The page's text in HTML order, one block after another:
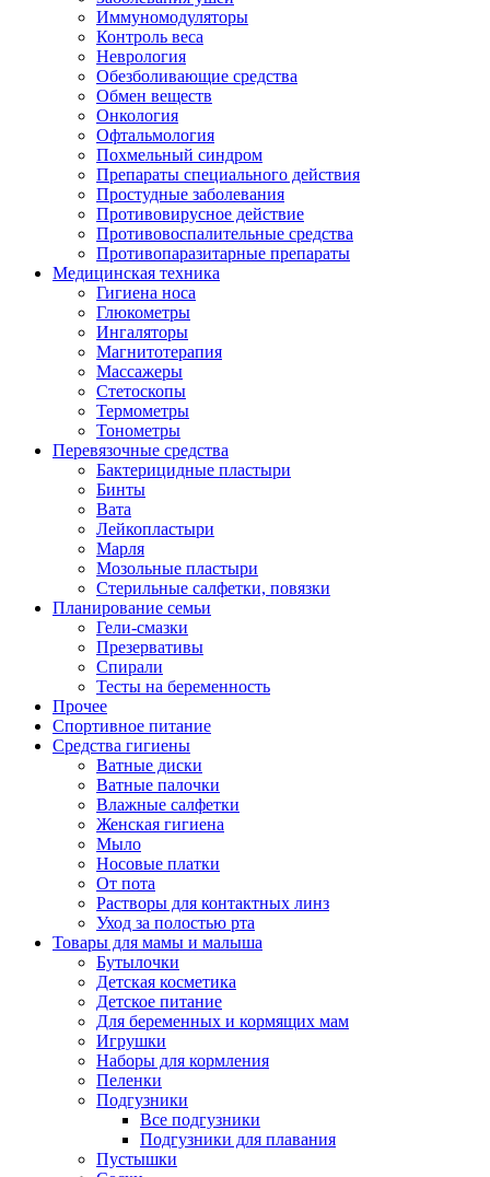
Иммуномодуляторы
Контроль веса
Неврология
Обезболивающие средства
Обмен веществ
Онкология
Офтальмология
Похмельный синдром
Препараты специального действия
Простудные заболевания
Противовирусное действие
Противовоспалительные средства
Противопаразитарные препараты
Медицинская техника
Гигиена носа
Глюкометры
Ингаляторы
Магнитотерапия
Массажеры
Стетоскопы
Термометры
Тонометры
Перевязочные средства
Бактерицидные пластыри
Бинты
Вата
Лейкопластыри
Марля
Мозольные пластыри
Стерильные салфетки, повязки
Планирование семьи
Гели-смазки
Презервативы
Спирали
Тесты на беременность
Прочее
Спортивное питание
Средства гигиены
Ватные диски
Ватные палочки
Влажные салфетки
Женская гигиена
Мыло
Носовые платки
От пота
Растворы для контактных линз
Уход за полостью рта
Товары для мамы и малыша
Бутылочки
Детская косметика
Детское питание
Для беременных и кормящих мам
Игрушки
Наборы для кормления
Пеленки
Подгузники
Все подгузники
Подгузники для плавания
Пустышки